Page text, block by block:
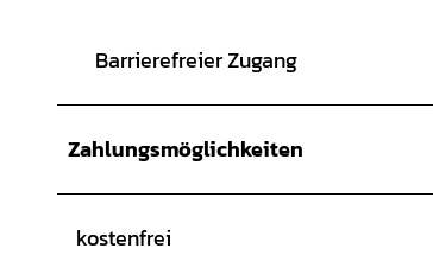
Barrierefreier Zugang
Zahlungsmöglichkeiten
kostenfrei